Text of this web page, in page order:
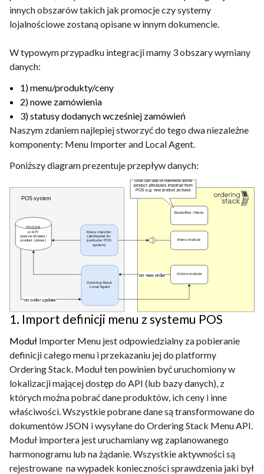
innych obszarów takich jak promocje czy systemy
lojalnościowe zostaną opisane w innym dokumencie.
W typowym przypadku integracji mamy 3 obszary wymiany
danych:
1) menu/produkty/ceny
2) nowe zamówienia
3) statusy dodanych wcześniej zamówień
Naszym zdaniem najlepiej stworzyć do tego dwa niezależne
komponenty: Menu Importer and Local Agent.
Poniższy diagram prezentuje przepływ danych:
1. Import definicji menu z systemu POS
Moduł Importer Menu jest odpowiedzialny za pobieranie
definicji całego menu i przekazaniu jej do platformy
Ordering Stack. Moduł ten powinien być uruchomiony w
lokalizacji mającej dostęp do API (lub bazy danych), z
których można pobrać dane produktów, ich ceny i inne
właściwości. Wszystkie pobrane dane są transformowane do
dokumentów JSON i wysyłane do Ordering Stack Menu API.
Moduł importera jest uruchamiany wg zaplanowanego
harmonogramu lub na żądanie. Wszystkie aktywności są
rejestrowane na wypadek konieczności sprawdzenia jaki był